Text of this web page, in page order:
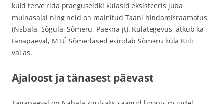
kuid terve rida praeguseidki külasid eksisteeris juba
muinasajal ning neid on mainitud Taani hindamisraamatus
(Nabala, Sõgula, Sõmeru, Paekna jt). Külategevus jätkub ka
tänapäeval, MTÜ Sõmerlased esindab Sõmeru küla Kiili
vallas.
Ajaloost ja tänasest päevast